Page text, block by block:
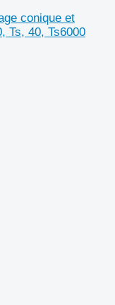
conique et
Ts, 40, Ts6000